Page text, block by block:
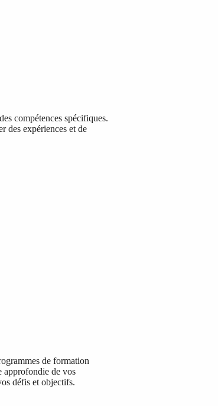
compétences spécifiques.
des expériences et de
de formation
approfondie de vos
défis et objectifs.